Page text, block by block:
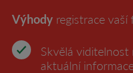
Výhody registrace vaší
Skvělá viditelnost
aktuální